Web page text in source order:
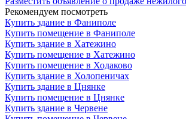
Рекомендуем посмотреть
Купить здание в Фаниполе
Купить помещение в Фаниполе
Купить здание в Хатежино
Купить помещение в Хатежино
Купить помещение в Ходаково
Купить здание в Холопеничах
Купить здание в Цнянке
Купить помещение в Цнянке
Купить здание в Червене